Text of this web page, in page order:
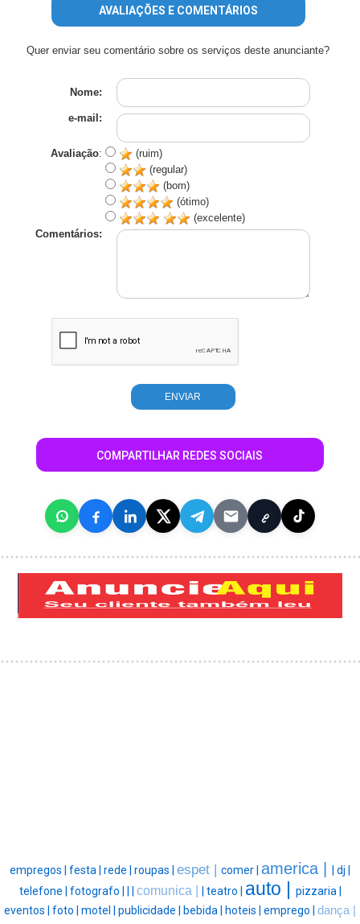
AVALIAÇÕES E COMENTÁRIOS
Quer enviar seu comentário sobre os serviços deste anunciante?
Nome:
e-mail:
Avaliação:
(ruim)
(regular)
(bom)
(ótimo)
(excelente)
Comentários:
COMPARTILHAR REDES SOCIAIS
empregos | festa | rede | roupas | espet | comer | america | | dj |
telefone | fotografo | | | comunica | | teatro | auto | pizzaria |
eventos | foto | motel | publicidade | bebida | hoteis | emprego | dança |